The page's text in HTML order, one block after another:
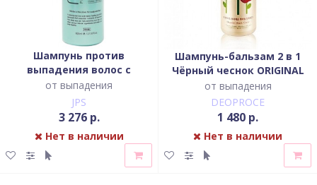
Шампунь против
выпадения волос с
морскими водорослями,
800 мл, JPS
от выпадения
JPS
3 276 р.
Нет в наличии
Шампунь-бальзам 2 в 1
Чёрный чеснок ORIGINAL
SCALP CARE 2 IN 1 SHAMPOO
BLACK GARLIC
от выпадения
DEOPROCE
1 480 р.
Нет в наличии